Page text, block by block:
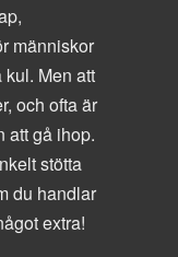
människor
Men att
och ofta är
att gå ihop.
stötta
du handlar
extra!